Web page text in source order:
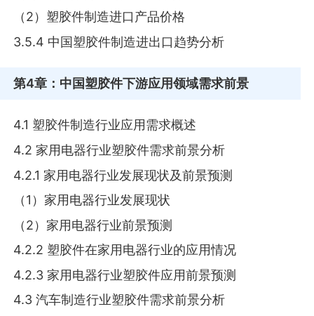
（2）塑胶件制造进口产品价格
3.5.4 中国塑胶件制造进出口趋势分析
第4章 ：中国塑胶件下游应用领域需求前景
4.1 塑胶件制造行业应用需求概述
4.2 家用电器行业塑胶件需求前景分析
4.2.1 家用电器行业发展现状及前景预测
（1）家用电器行业发展现状
（2）家用电器行业前景预测
4.2.2 塑胶件在家用电器行业的应用情况
4.2.3 家用电器行业塑胶件应用前景预测
4.3 汽车制造行业塑胶件需求前景分析